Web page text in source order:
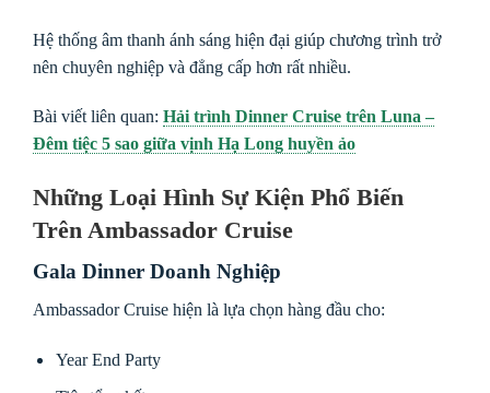
Hệ thống âm thanh ánh sáng hiện đại giúp chương trình trở
nên chuyên nghiệp và đẳng cấp hơn rất nhiều.
Bài viết liên quan: Hải trình Dinner Cruise trên Luna –
Đêm tiệc 5 sao giữa vịnh Hạ Long huyền ảo
Những Loại Hình Sự Kiện Phổ Biến
Trên Ambassador Cruise
Gala Dinner Doanh Nghiệp
Ambassador Cruise hiện là lựa chọn hàng đầu cho:
Year End Party